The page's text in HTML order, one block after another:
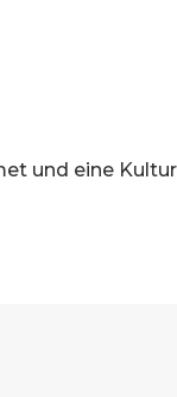
und eine